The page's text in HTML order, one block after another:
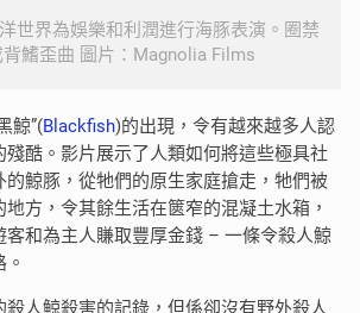
世界為娛樂和利潤進行海豚表演。圈禁
鰭歪曲 圖片：Magnolia Films
鯨”(Blackfish)的出現，令有越來越多人認
酷。影片展示了人類如何將這些極具社
的鯨豚，從牠們的原生家庭搶走，牠們被
方，令其餘生活在篋窄的混凝土水箱，
客和為主人賺取豐厚金錢 – 一條令殺人鯨
殺人鯨殺害的記錄，但係卻沒有野外殺人